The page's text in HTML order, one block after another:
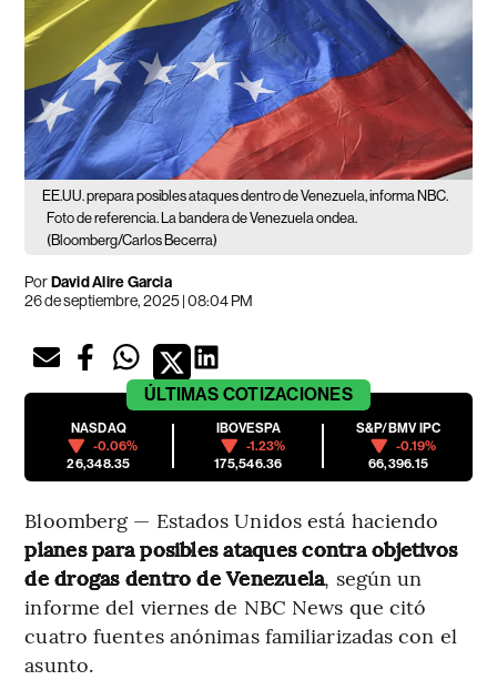
EE.UU. prepara posibles ataques dentro de Venezuela, informa NBC.
Foto de referencia. La bandera de Venezuela ondea.
(Bloomberg/Carlos Becerra)
PorDavid Alire Garcia
26 de septiembre, 2025 | 08:04 PM
ÚLTIMAS COTIZACIONES
NASDAQ
-0.06%
26,348.35
IBOVESPA
-1.23%
175,546.36
S&P/BMV IPC
-0.19%
66,396.15
Bloomberg — Estados Unidos está haciendo
planes para posibles ataques contra objetivos
de drogas dentro de Venezuela, según un
informe del viernes de NBC News que citó
cuatro fuentes anónimas familiarizadas con el
asunto.